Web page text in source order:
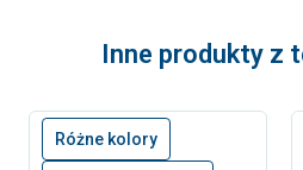
Inne produkty z
Różne kolory